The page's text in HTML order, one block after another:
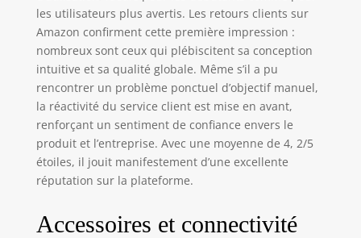
suppression. Il
sélectionner
Opération facile
pour vous aider à
prendre des
photos des
situations et des
sujets les plus
courants, tels que
les gros plans ou
d'un kit d'objectif
les utilisateurs plus avertis. Les retours clients sur
Amazon confirment cette première impression :
nombreux sont ceux qui plébiscitent sa conception
intuitive et sa qualité globale. Même s’il a pu
rencontrer un problème ponctuel d’objectif manuel,
la réactivité du service client est mise en avant,
renforçant un sentiment de confiance envers le
produit et l’entreprise. Avec une moyenne de 4, 2/5
étoiles, il jouit manifestement d’une excellente
réputation sur la plateforme.
Accessoires et connectivité